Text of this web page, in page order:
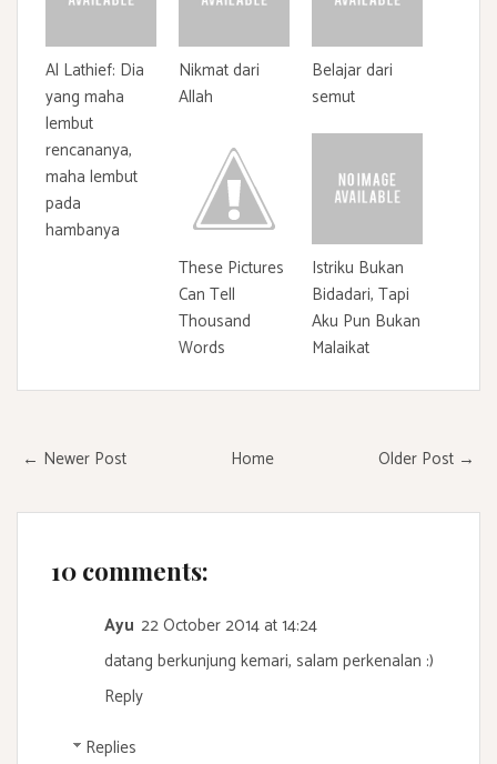
Al Lathief: Dia
yang maha
lembut
rencananya,
maha lembut
pada
hambanya
Nikmat dari
Allah
Belajar dari
semut
These Pictures
Can Tell
Thousand
Words
Istriku Bukan
Bidadari, Tapi
Aku Pun Bukan
Malaikat
← Newer Post Older Post →
Home
10 comments:
Ayu 22 October 2014 at 14:24
datang berkunjung kemari, salam perkenalan :)
Reply
Replies